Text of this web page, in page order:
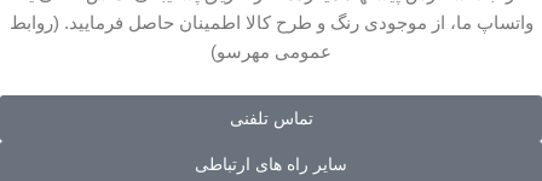
واتساپ ما، از موجودی رنگ و طرح کالا اطمینان حاصل فرمایید. (روابط
عمومی مهرسو)
تماس تلفنی
سایر راه های ارتباطی